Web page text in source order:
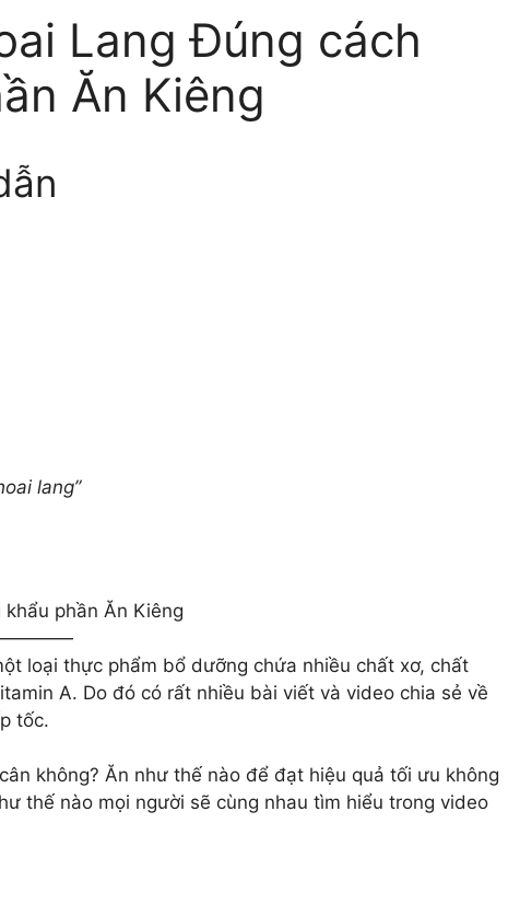
Lang Đúng cách
Ăn Kiêng
lang”
phần Ăn Kiêng
loại thực phẩm bổ dưỡng chứa nhiều chất xơ, chất
A. Do đó có rất nhiều bài viết và video chia sẻ về
tốc.
không? Ăn như thế nào để đạt hiệu quả tối ưu không
thế nào mọi người sẽ cùng nhau tìm hiểu trong video